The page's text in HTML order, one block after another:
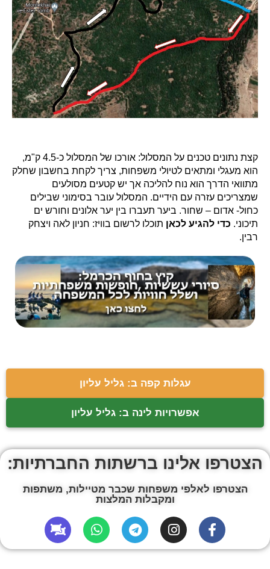
קצת נתונים טכנים על המסלול: אורכו של המסלול כ-4.5 ק"מ,
הוא מעגלי ומתאים לטיולי משפחות, צריך לקחת בחשבון שחלק
מתוואי הדרך הוא נוח להליכה אך יש קטעים מסולעים
שמצריכים עזרה עם הידיים. המסלול עובר בסימוני שבילים
כחול- אדום – שחור. ביער תעברו בין יער אלונים וחורש ים
תיכוני. כדי להגיע לכאן תוכלו לרשום בוויז: חניון לאה ויצחק
רבין.
עגלות קפה ב: גליל עליון
אפשרויות לינה ב: גליל עליון
הצטרפו אלינו ברשתות החברתיות:
הצטרפו לאלפי משפחות שכבר מטיילות, משתפות
ומקבלות המלצות